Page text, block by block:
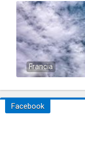
Francia
Facebook